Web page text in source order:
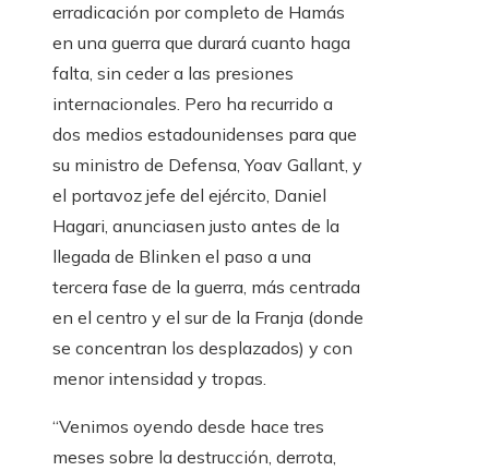
erradicación por completo de Hamás
en una guerra que durará cuanto haga
falta, sin ceder a las presiones
internacionales. Pero ha recurrido a
dos medios estadounidenses para que
su ministro de Defensa, Yoav Gallant, y
el portavoz jefe del ejército, Daniel
Hagari, anunciasen justo antes de la
llegada de Blinken el paso a una
tercera fase de la guerra, más centrada
en el centro y el sur de la Franja (donde
se concentran los desplazados) y con
menor intensidad y tropas.
“Venimos oyendo desde hace tres
meses sobre la destrucción, derrota,